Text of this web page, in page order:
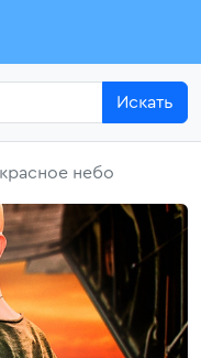
Искать
небо